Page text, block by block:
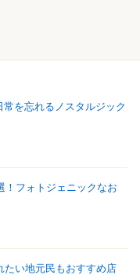
を忘れるノスタルジック
！フォトジェニックなお
たい地元民もおすすめ店